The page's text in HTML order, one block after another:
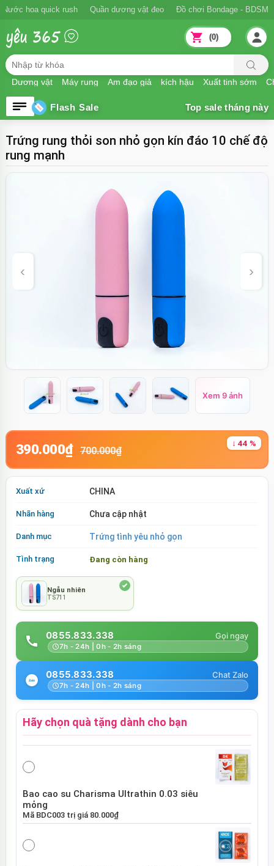
Ngăn xuất tinh sớm Nước hoa quick rush Quần dương vật đeo Đồ
Dương vật Máy rung Âm đạo giả kích hậu Xuất tinh sớm
(0)
Flash Sale
Trứng rung thỏi son nhỏ gọn kín đáo 10 chế độ
rung mạnh
Xem 9 ảnh
390.000₫ 700.000₫
↓ 44 %
Xuất xứ CHINA
Nhãn hàng Chưa cập nhật
Danh mục Trứng tình yêu nhỏ gọn
Tình trạng Đang còn hàng
Ngẫu nhiên
TS711
0855.833.338
7h - 24h | 0h - 2h sáng
0855.833.338
7h - 24h | 0h - 2h sáng
Hãy chọn quà tặng dành cho bạn
Bao cao su Charisma Ultrathin 0.03 siêu
mỏng
Mã BDC003trị giá 80.000₫